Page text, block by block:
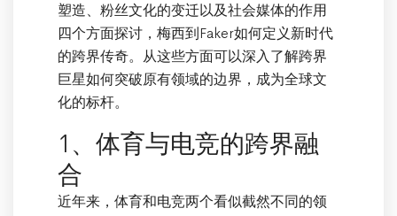
塑造、粉丝文化的变迁以及社会媒体的作用
四个方面探讨，梅西到Faker如何定义新时代
的跨界传奇。从这些方面可以深入了解跨界
巨星如何突破原有领域的边界，成为全球文
化的标杆。
1、体育与电竞的跨界融
合
近年来，体育和电竞两个看似截然不同的领